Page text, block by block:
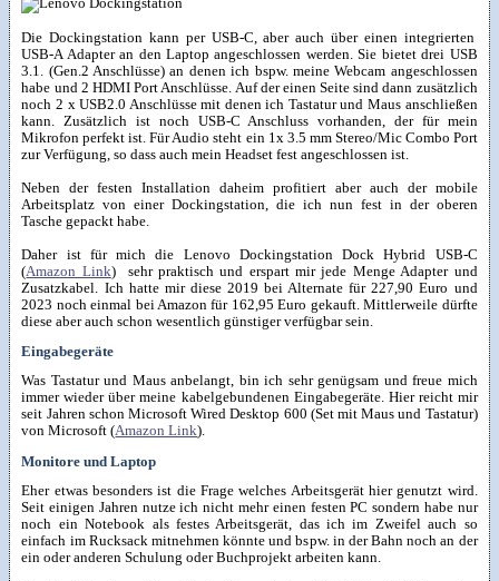
Die Dockingstation kann per USB-C, aber auch über einen integrierten
USB-A Adapter an den Laptop angeschlossen werden. Sie bietet drei USB
3.1. (Gen.2 Anschlüsse) an denen ich bspw. meine Webcam angeschlossen
habe und 2 HDMI Port Anschlüsse. Auf der einen Seite sind dann zusätzlich
noch 2 x USB2.0 Anschlüsse mit denen ich Tastatur und Maus anschließen
kann. Zusätzlich ist noch USB-C Anschluss vorhanden, der für mein
Mikrofon perfekt ist. Für Audio steht ein 1x 3.5 mm Stereo/Mic Combo Port
zur Verfügung, so dass auch mein Headset fest angeschlossen ist.
Neben der festen Installation daheim profitiert aber auch der mobile
Arbeitsplatz von einer Dockingstation, die ich nun fest in der oberen
Tasche gepackt habe.
Daher ist für mich die Lenovo Dockingstation Dock Hybrid USB-C
(Amazon Link) sehr praktisch und erspart mir jede Menge Adapter und
Zusatzkabel. Ich hatte mir diese 2019 bei Alternate für 227,90 Euro und
2023 noch einmal bei Amazon für 162,95 Euro gekauft. Mittlerweile dürfte
diese aber auch schon wesentlich günstiger verfügbar sein.
Eingabegeräte
Was Tastatur und Maus anbelangt, bin ich sehr genügsam und freue mich
immer wieder über meine kabelgebundenen Eingabegeräte. Hier reicht mir
seit Jahren schon Microsoft Wired Desktop 600 (Set mit Maus und Tastatur)
von Microsoft (Amazon Link).
Monitore und Laptop
Eher etwas besonders ist die Frage welches Arbeitsgerät hier genutzt wird.
Seit einigen Jahren nutze ich nicht mehr einen festen PC sondern habe nur
noch ein Notebook als festes Arbeitsgerät, das ich im Zweifel auch so
einfach im Rucksack mitnehmen könnte und bspw. in der Bahn noch an der
ein oder anderen Schulung oder Buchprojekt arbeiten kann.